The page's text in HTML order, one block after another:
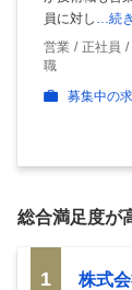
員に対し
…続
営業
正社員
職
募集中の
総合満足度が
1 株式